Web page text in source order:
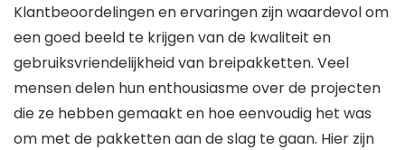
Klantbeoordelingen en ervaringen zijn waardevol om
een goed beeld te krijgen van de kwaliteit en
gebruiksvriendelijkheid van breipakketten. Veel
mensen delen hun enthousiasme over de projecten
die ze hebben gemaakt en hoe eenvoudig het was
om met de pakketten aan de slag te gaan. Hier zijn